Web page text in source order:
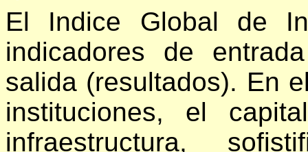
El Indice Global de
indicadores de
salida (resultados). En
instituciones, el
infraestructura,